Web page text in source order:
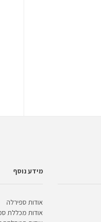
מידע נוסף
אודות ספירלה
אודות מכללת